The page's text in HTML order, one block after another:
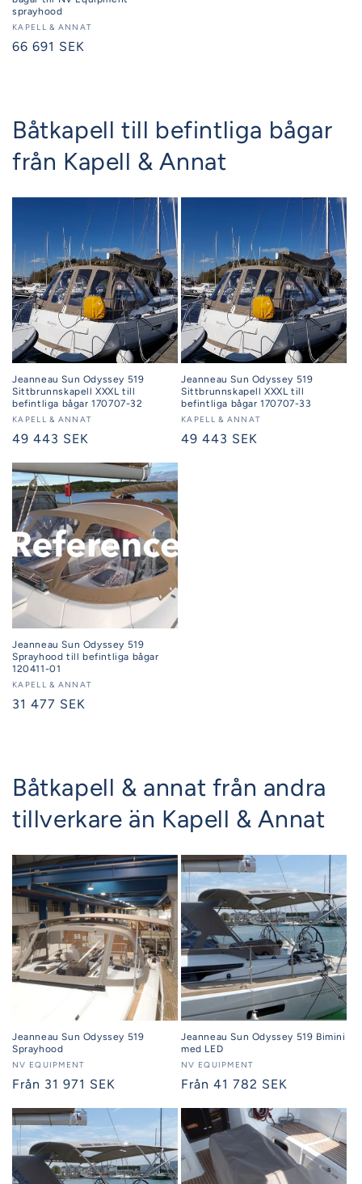
sprayhood
Säljare:
KAPELL & ANNAT
Ordinarie
66 691 SEK
Båtkapell till befintliga bågar
från Kapell & Annat
Jeanneau Sun Odyssey 519
Sittbrunnskapell XXXL till
befintliga bågar 170707-32
Säljare:
KAPELL & ANNAT
Ordinarie
49 443 SEK
Jeanneau Sun Odyssey 519
Sittbrunnskapell XXXL till
befintliga bågar 170707-33
Säljare:
KAPELL & ANNAT
Ordinarie
49 443 SEK
Jeanneau Sun Odyssey 519
Sprayhood till befintliga bågar
120411-01
Säljare:
KAPELL & ANNAT
Ordinarie
31 477 SEK
Båtkapell & annat från andra
tillverkare än Kapell & Annat
Jeanneau Sun Odyssey 519
Sprayhood
Säljare:
NV EQUIPMENT
Ordinarie
Från 31 971 SEK
Jeanneau Sun Odyssey 519 Bimini
med LED
Säljare:
NV EQUIPMENT
Ordinarie
Från 41 782 SEK